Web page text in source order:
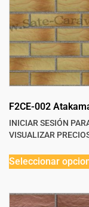
F2CE-002
INICIAR SESIÓN
VISUALIZAR
Seleccionar